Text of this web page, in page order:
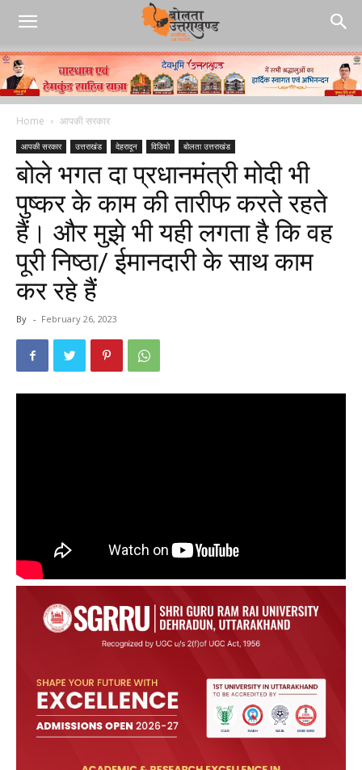
Home आपकी सरकार
आपकी सरकार उत्तराखंड देहरादून विडियो बोलता उत्तराखंड
बोले भगत दा प्रधानमंत्री मोदी भी
पुष्कर के काम की तारीफ करते रहते
हैं। और मुझे भी यही लगता है कि वह
पूरी निष्ठा/ ईमानदारी के साथ काम
कर रहे हैं
By - February 26, 2023